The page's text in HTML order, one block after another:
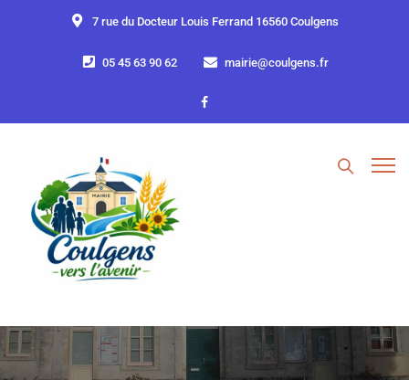
7 rue du Docteur Louis Ferrand 16560 Coulgens
05 45 63 90 62 mairie@coulgens.fr
Daily Archives: 28 mai 2026